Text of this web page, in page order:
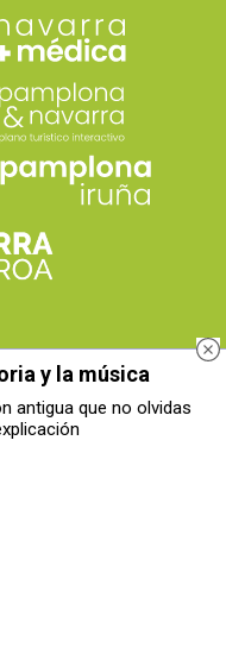
y la música
antigua que no olvidas